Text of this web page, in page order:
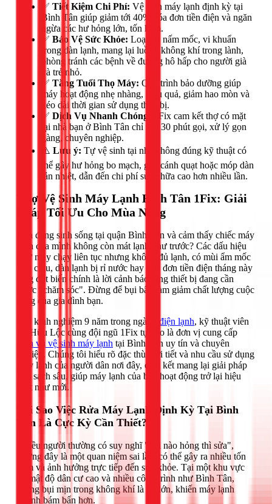
✅ Tiết Kiệm Chi Phí: Vệ sinh máy lạnh định kỳ tại
Bình Tân giúp giảm tới 40% hóa đơn tiền điện và ngăn
ngừa các hư hỏng lớn, tốn kém.
✅ Bảo Vệ Sức Khỏe: Loại bỏ nấm mốc, vi khuẩn
trong dàn lạnh, mang lại luồng không khí trong lành,
phòng tránh các bệnh về đường hô hấp cho người già
và trẻ nhỏ.
✅ Tăng Tuổi Thọ Máy: Quá trình bảo dưỡng giúp
máy hoạt động nhẹ nhàng, hiệu quả, giảm hao mòn và
kéo dài thời gian sử dụng thiết bị.
✅ Dịch Vụ Nhanh Chóng:
1Fix cam kết thợ có mặt
tại nhà bạn ở Bình Tân chỉ sau 30 phút gọi, xử lý gọn
gàng, chuyên nghiệp.
⚠️ Lưu ý: Tự vệ sinh tại nhà không đúng kỹ thuật có
thể gây hư hỏng bo mạch, gãy cánh quạt hoặc móp dàn
tản nhiệt, dẫn đến chi phí sửa chữa cao hơn nhiều lần.
Thợ Vệ Sinh Máy Lạnh Bình Tân 1Fix: Giải
Pháp Tối Ưu Cho Mùa Nóng
Bạn đang sinh sống tại quận Bình Tân và cảm thấy chiếc máy
lạnh của mình không còn mát lạnh như trước? Các dấu hiệu
như máy chạy liên tục nhưng không đủ lạnh, có mùi ẩm mốc
khó chịu, dàn lạnh bị rỉ nước hay hóa đơn tiền điện tháng này
tăng đột biến chính là lời cảnh báo rằng thiết bị đang cần
được "chăm sóc". Đừng để bụi bẩn làm giảm chất lượng cuộc
sống của gia đình bạn.
Với kinh nghiệm 9 năm trong ngành
điện lạnh, kỹ thuật viên
Lê Hữu Lộc cùng đội ngũ 1Fix tự hào là đơn vị cung cấp
dịch vụ vệ sinh máy lạnh tại Bình Tân uy tín và chuyên
nghiệp. Chúng tôi hiểu rõ đặc thù thời tiết và nhu cầu sử dụng
máy lạnh của người dân nơi đây, cam kết mang lại giải pháp
làm sạch sâu, giúp máy lạnh của bạn hoạt động trở lại hiệu
suất như mới.
Tại Sao Việc Rửa Máy Lạnh Định Kỳ Tại Bình
Tân Là Cực Kỳ Cần Thiết?
Nhiều người thường có suy nghĩ "khi nào hỏng thì sửa",
nhưng đây là một quan niệm sai lầm có thể gây ra nhiều tốn
kém và ảnh hưởng trực tiếp đến sức khỏe. Tại một khu vực
có mật độ dân cư cao và nhiều công trình như Bình Tân,
lượng bụi mịn trong không khí là rất lớn, khiến máy lạnh
nhanh bám bẩn hơn.